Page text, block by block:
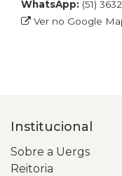
WhatsApp: (51)
Ver no Google
Institucional
Sobre a Uergs
Reitoria